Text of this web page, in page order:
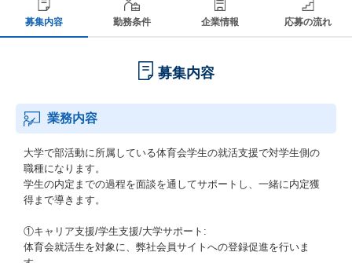
募集内容 勤務条件 企業情報 応募の流れ
募集内容
業務内容
大学で部活動に所属している体育会学生の就活支援で対学生側の
職種になります。
学生の内定までの過程を面談を通してサポートし、一緒に内定獲
得まで導きます。
①キャリア支援/学生支援/大学サポート:
体育会就活生を対象に、弊社会員サイトへの登録促進を行いま